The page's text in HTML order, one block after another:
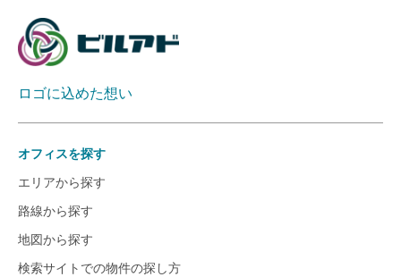
ロゴに込めた想い
オフィスを探す
エリアから探す
路線から探す
地図から探す
検索サイトでの物件の探し方